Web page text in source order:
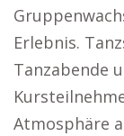
Erlebnis.
Tanzabende
Atmosphäre